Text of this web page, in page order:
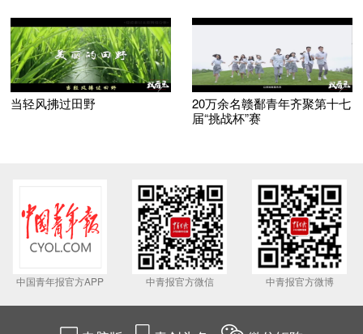
当轻风拂过田野
20万余名赣鄱青年齐聚第十七
届“挑战杯”赛
中国青年报官方APP 中青报官方微信 中青报官方微博